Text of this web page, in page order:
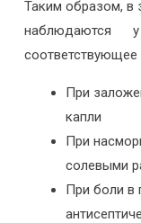
Таким образом, в
наблюдаются
соответствующее
При
капли
При
солевыми
При боли в